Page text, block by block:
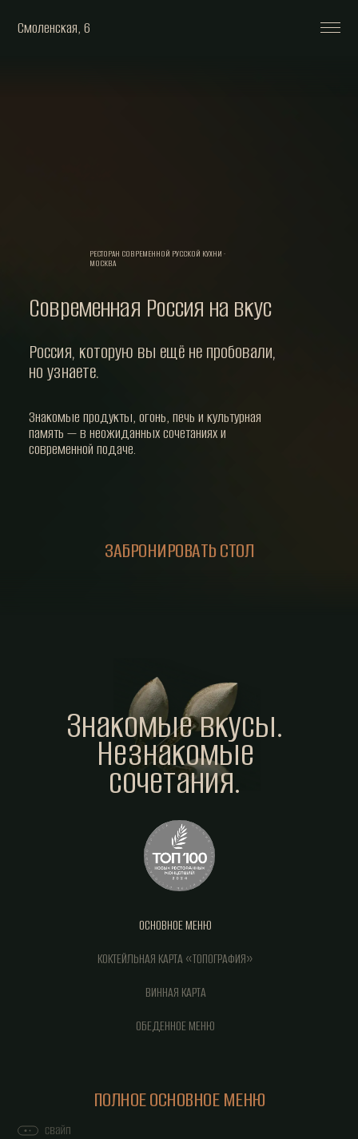
Смоленская, 6
Современная Россия на вкус
Россия, которую вы ещё не пробовали,
но узнаете.
РЕСТОРАН СОВРЕМЕННОЙ РУССКОЙ КУХНИ ·
МОСКВА
Знакомые продукты, огонь, печь и культурная
память — в неожиданных сочетаниях и
современной подаче.
ЗАБРОНИРОВАТЬ СТОЛ
Знакомые вкусы.
Незнакомые
сочетания.
ОСНОВНОЕ МЕНЮ
КОКТЕЙЛЬНАЯ КАРТА «ТОПОГРАФИЯ»
ВИННАЯ КАРТА
ОБЕДЕННОЕ МЕНЮ
ПОЛНОЕ ОСНОВНОЕ МЕНЮ